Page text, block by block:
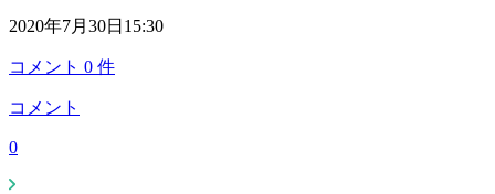
2020年7月30日15:30
コメント 0 件
コメント
0